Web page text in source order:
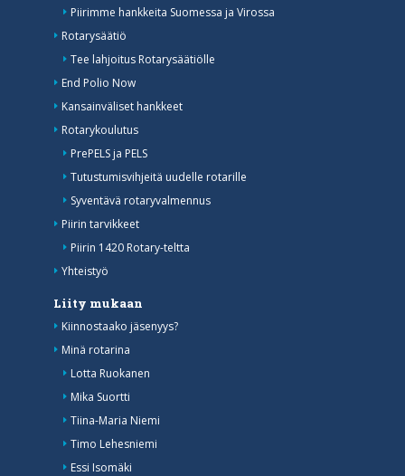
Piirimme hankkeita Suomessa ja Virossa
Rotarysäätiö
Tee lahjoitus Rotarysäätiölle
End Polio Now
Kansainväliset hankkeet
Rotarykoulutus
PrePELS ja PELS
Tutustumisvihjeitä uudelle rotarille
Syventävä rotaryvalmennus
Piirin tarvikkeet
Piirin 1420 Rotary-teltta
Yhteistyö
Liity mukaan
Kiinnostaako jäsenyys?
Minä rotarina
Lotta Ruokanen
Mika Suortti
Tiina-Maria Niemi
Timo Lehesniemi
Essi Isomäki